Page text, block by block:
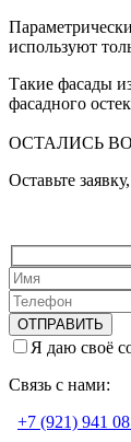
используют
Такие фасады
фасадного
ОСТАЛИСЬ
Оставьте
Я даю своё
Связь с нами:
+7 (921) 941 08